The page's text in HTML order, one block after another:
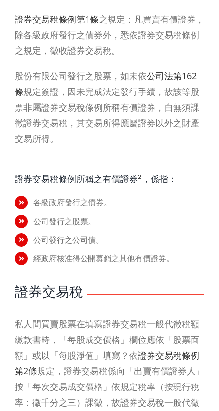
證券交易稅條例第1條之規定：凡買賣有價證券，
除各級政府發行之債券外，悉依證券交易稅條例
之規定，徵收證券交易稅。
股份有限公司發行之股票，如未依公司法第162
條規定簽證，因未完成法定發行手續，故該等股
票非屬證券交易稅條例所稱有價證券，自無須課
徵證券交易稅，其交易所得應屬證券以外之財產
交易所得。
證券交易稅條例所稱之有價證券2 ，係指：
各級政府發行之債券。
公司發行之股票。
公司發行之公司債。
經政府核准得公開募銷之其他有價證券。
證券交易稅
私人間買賣股票在填寫證券交易稅一般代徵稅額
繳款書時，「每股成交價格」欄位應依「股票面
額」或以「每股淨值」填寫？依證券交易稅條例
第2條規定，證券交易稅係向「出賣有價證券人」
按「每次交易成交價格」依規定稅率（按現行稅
率：徵千分之三）課徵，故證券交易稅一般代徵